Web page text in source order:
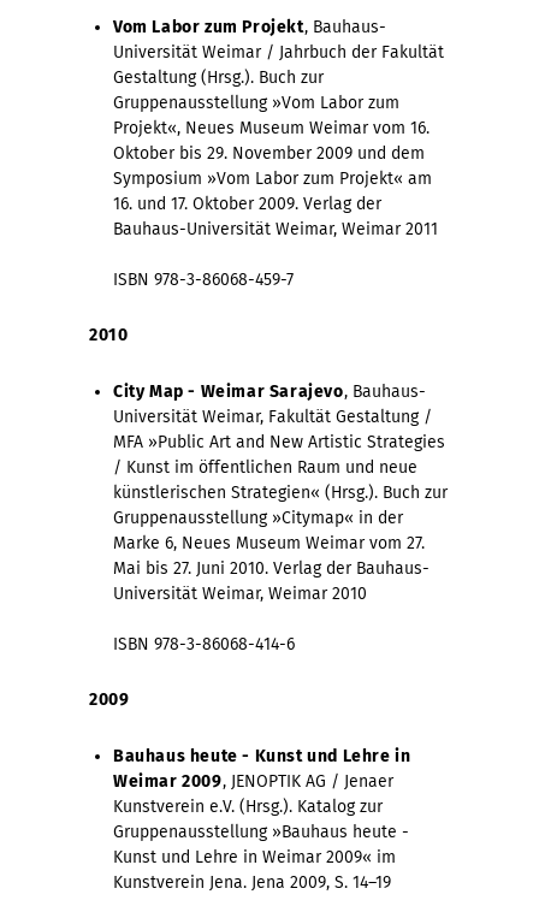
Vom Labor zum Projekt, Bauhaus-
Universität Weimar / Jahrbuch der Fakultät
Gestaltung (Hrsg.). Buch zur
Gruppenausstellung »Vom Labor zum
Projekt«, Neues Museum Weimar vom 16.
Oktober bis 29. November 2009 und dem
Symposium »Vom Labor zum Projekt« am
16. und 17. Oktober 2009. Verlag der
Bauhaus-Universität Weimar, Weimar 2011
ISBN 978-3-86068-459-7
2010
City Map - Weimar Sarajevo, Bauhaus-
Universität Weimar, Fakultät Gestaltung /
MFA »Public Art and New Artistic Strategies
/ Kunst im öffentlichen Raum und neue
künstlerischen Strategien« (Hrsg.). Buch zur
Gruppenausstellung »Citymap« in der
Marke 6, Neues Museum Weimar vom 27.
Mai bis 27. Juni 2010. Verlag der Bauhaus-
Universität Weimar, Weimar 2010
ISBN 978-3-86068-414-6
2009
Bauhaus heute - Kunst und Lehre in
Weimar 2009, JENOPTIK AG / Jenaer
Kunstverein e.V. (Hrsg.). Katalog zur
Gruppenausstellung »Bauhaus heute -
Kunst und Lehre in Weimar 2009« im
Kunstverein Jena. Jena 2009, S. 14–19